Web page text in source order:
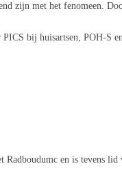
zijn met het fenomeen.
bij huisartsen, POH-S
en is tevens